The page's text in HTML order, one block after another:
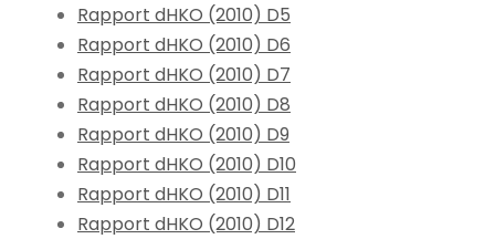
Rapport dHKO (2010) D5
Rapport dHKO (2010) D6
Rapport dHKO (2010) D7
Rapport dHKO (2010) D8
Rapport dHKO (2010) D9
Rapport dHKO (2010) D10
Rapport dHKO (2010) D11
Rapport dHKO (2010) D12